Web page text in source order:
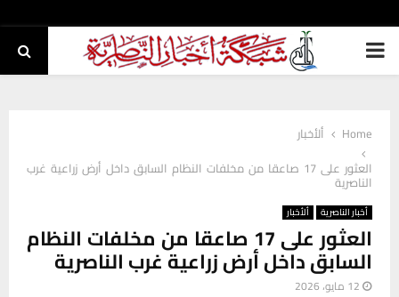
PRIMARY
Home
ألأخبار
العثور على 17 صاعقا من مخلفات النظام السابق داخل أرض زراعية غرب
الناصرية
أخبار الناصرية ألأخبار
العثور على 17 صاعقا من مخلفات النظام
السابق داخل أرض زراعية غرب الناصرية
12 مايو، 2026